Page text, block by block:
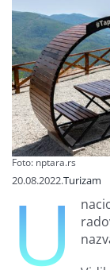
O nama
Foto: nptara.rs
20.08.2022.Turizam
U